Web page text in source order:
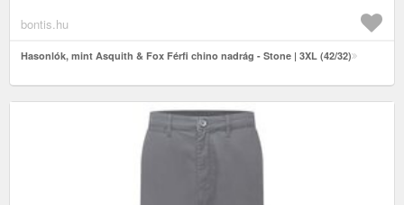
bontis.hu
Hasonlók, mint Asquith & Fox Férfi chino nadrág - Stone | 3XL (42/32)